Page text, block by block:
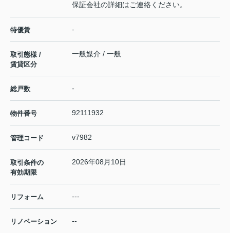
保証会社の詳細はご連絡ください。
特優賃 -
取引態様 /
賃貸区分
一般媒介 / 一般
総戸数 -
物件番号 92111932
管理コード v7982
取引条件の
有効期限
2026年08月10日
リフォーム ---
リノベーション --